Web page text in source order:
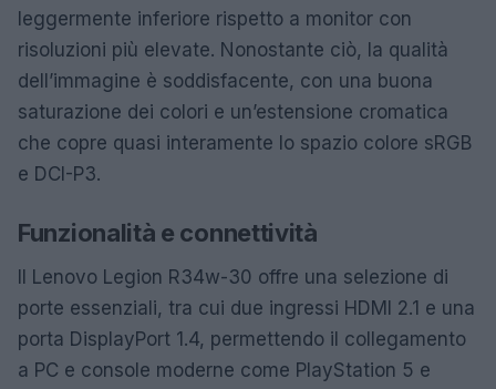
leggermente inferiore rispetto a monitor con
risoluzioni più elevate. Nonostante ciò, la qualità
dell’immagine è soddisfacente, con una buona
saturazione dei colori e un’estensione cromatica
che copre quasi interamente lo spazio colore sRGB
e DCI-P3.
Funzionalità e connettività
Il Lenovo Legion R34w-30 offre una selezione di
porte essenziali, tra cui due ingressi HDMI 2.1 e una
porta DisplayPort 1.4, permettendo il collegamento
a PC e console moderne come PlayStation 5 e